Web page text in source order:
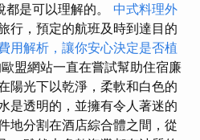
是可以理解的。 中式料理外
行，預定的航班及時到達目的
用解析，讓你安心決定是否植
盟網站一直在嘗試幫助住宿廉
陽光下以乾淨，柔軟和白色的
是透明的，並擁有令人著迷的
地分割在酒店綜合體之間，從